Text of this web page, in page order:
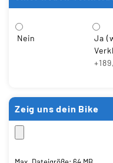
Nein
Ja
Zeig uns dein Bike